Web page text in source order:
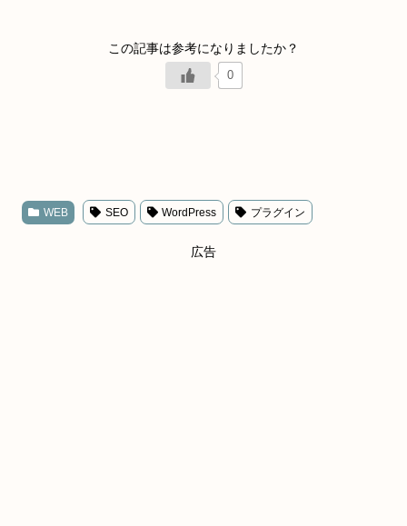
0
WEB SEO WordPress プラグイン
広告